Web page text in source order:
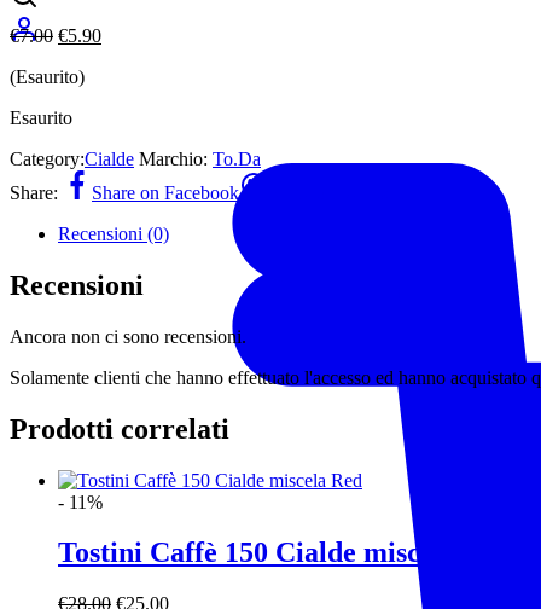
€7.00 Il
originale
€7.00.
€5.90Il
(Esaurito)
Esaurito
Category:Cialde Marchio: To.Da
Share:
Share on Facebook
Recensioni (0)
Recensioni
Ancora non ci sono recensioni.
Solamente clienti che hanno effettuato l'accesso ed hanno acquistato
Prodotti correlati
- 11%
Tostini Caffè 150 Cialde miscela Red
€28.00 Il
€25.00Il